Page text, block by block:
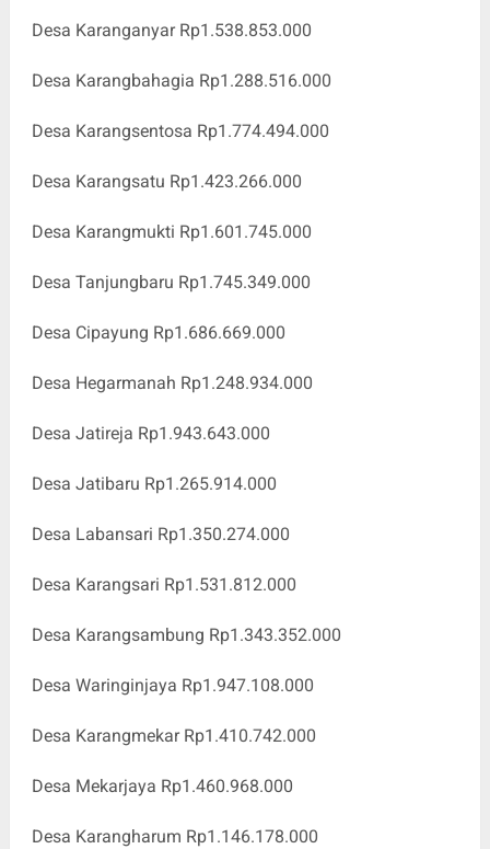
Desa Karanganyar Rp1.538.853.000
Desa Karangbahagia Rp1.288.516.000
Desa Karangsentosa Rp1.774.494.000
Desa Karangsatu Rp1.423.266.000
Desa Karangmukti Rp1.601.745.000
Desa Tanjungbaru Rp1.745.349.000
Desa Cipayung Rp1.686.669.000
Desa Hegarmanah Rp1.248.934.000
Desa Jatireja Rp1.943.643.000
Desa Jatibaru Rp1.265.914.000
Desa Labansari Rp1.350.274.000
Desa Karangsari Rp1.531.812.000
Desa Karangsambung Rp1.343.352.000
Desa Waringinjaya Rp1.947.108.000
Desa Karangmekar Rp1.410.742.000
Desa Mekarjaya Rp1.460.968.000
Desa Karangharum Rp1.146.178.000